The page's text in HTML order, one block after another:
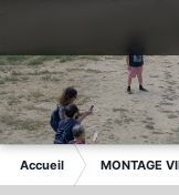
Accueil MONTAGE